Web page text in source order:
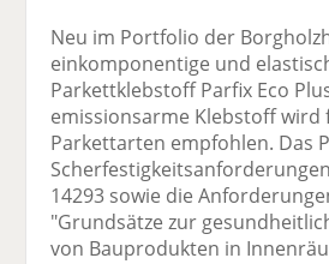
Neu im Portfolio der
einkomponentige und
Parkettklebstoff Parfix Eco
emissionsarme Klebstoff wird
Parkettarten empfohlen. Das
14293 sowie die
"Grundsätze zur
von Bauprodukten in